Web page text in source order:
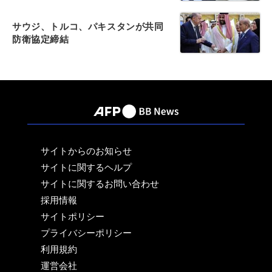
サウジ、トルコ、パキスタンが共同
防衛協定締結
サイトからのお知らせ
サイトに関するヘルプ
サイトに関するお問い合わせ
採用情報
サイトポリシー
プライバシーポリシー
利用規約
運営会社